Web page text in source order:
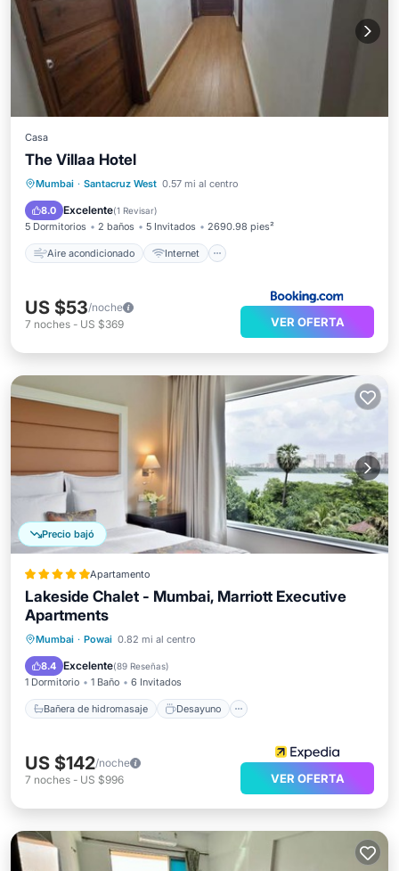
Casa
The Villaa Hotel
Mumbai · Santacruz West 0.57 mi al centro
8.0 Excelente(1 Revisar)
5 Dormitorios 2 baños 5 Invitados 2690.98 pies²
Aire acondicionado Internet
Aire acondicionado
Internet
Apto para niños
US $53/noche
7 noches - US $369 VER OFERTA
Precio bajó
Apartamento
Lakeside Chalet - Mumbai, Marriott Executive
Apartments
Mumbai · Powai 0.82 mi al centro
8.4 Excelente(89 Reseñas)
1 Dormitorio 1 Baño 6 Invitados
Bañera de hidromasaje Desayuno
Bañera de hidromasaje
Aparcamiento
US $142/noche
7 noches - US $996 VER OFERTA